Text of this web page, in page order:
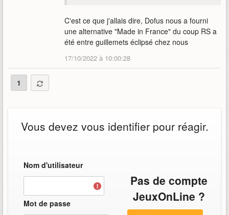
C'est ce que j'allais dire, Dofus nous a fourni
une alternative "Made in France" du coup RS a
été entre guillemets éclipsé chez nous
17/10/2022 à 10:00:28
1
Vous devez vous identifier pour réagir.
Nom d'utilisateur
Mot de passe
Pas de compte
JeuxOnLine ?